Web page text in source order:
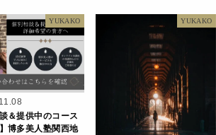
YUKAKO
談＆提供中のコース
博多美人塾関西地
YUKAKO